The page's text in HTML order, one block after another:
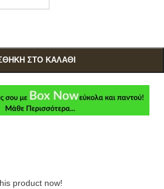
ΣΤΟ ΚΑΛΆΘΙ
product now!